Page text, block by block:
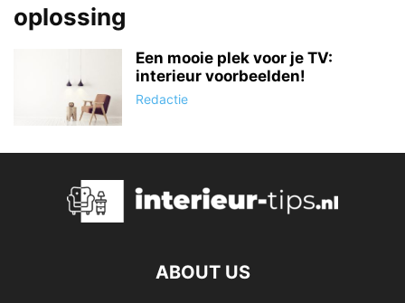
oplossing
Een mooie plek voor je TV:
interieur voorbeelden!
Redactie
ABOUT US